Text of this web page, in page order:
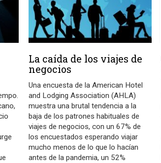
La caída de los viajes de
negocios
Una encuesta de la American Hotel
and Lodging Association (AHLA)
muestra una brutal tendencia a la
baja de los patrones habituales de
viajes de negocios, con un 67% de
los encuestados esperando viajar
mucho menos de lo que lo hacían
antes de la pandemia, un 52%